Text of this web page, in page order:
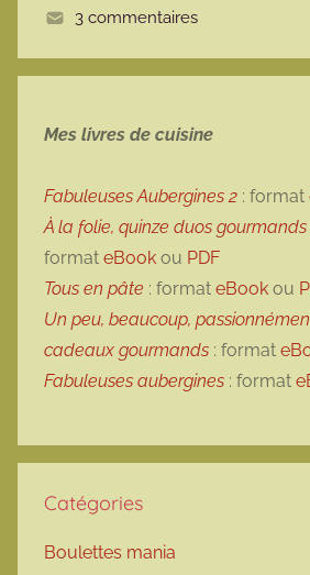
e
3 commentaires
Mes livres de cuisine
Fabuleuses Aubergines 2 : format
À la folie, quinze duos
format eBook ou PDF
Tous en pâte : format eBook ou
Un peu, beaucoup,
cadeaux gourmands : format
Fabuleuses aubergines : format
Catégories
Boulettes mania